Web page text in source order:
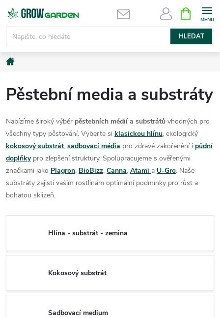
Přejít
obsah
HLEDAT
NÁKUPNÍ
KOŠÍK
Domů
Pěstební media a substráty
Nabízíme široký výběr pěstebních médií a substrátů vhodných pro
všechny typy pěstování. Vyberte si klasickou hlínu, ekologický
kokosový substrát, sadbovací média pro zdravé zakořenění i půdní
doplňkypro zlepšení struktury. Spolupracujeme s ověřenými
značkami jako Plagron, BioBizz, Canna, Atami a U-Gro. Naše
substráty zajistí vašim rostlinám optimální podmínky pro růst a
bohatou sklizeň.
Hlína - substrát - zemina
Kokosový substrát
Sadbovací medium